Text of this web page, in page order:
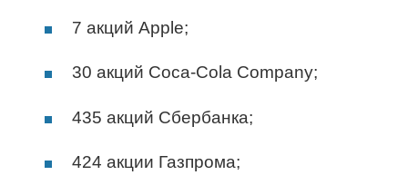
7 акций Apple;
30 акций Coca-Cola Company;
435 акций Сбербанка;
424 акции Газпрома;